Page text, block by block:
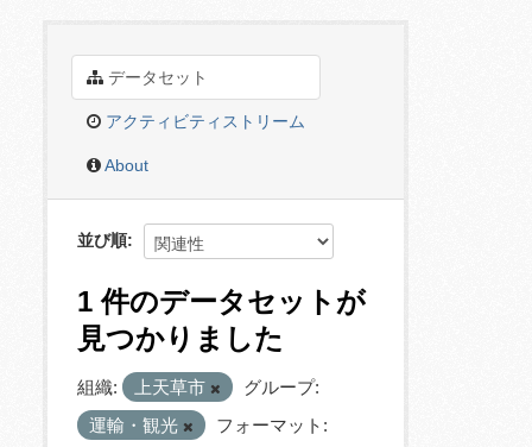
データセット
アクティビティストリーム
About
並び順
1 件のデータセットが
見つかりました
組織: 上天草市
グループ:
運輸・観光
フォーマット: